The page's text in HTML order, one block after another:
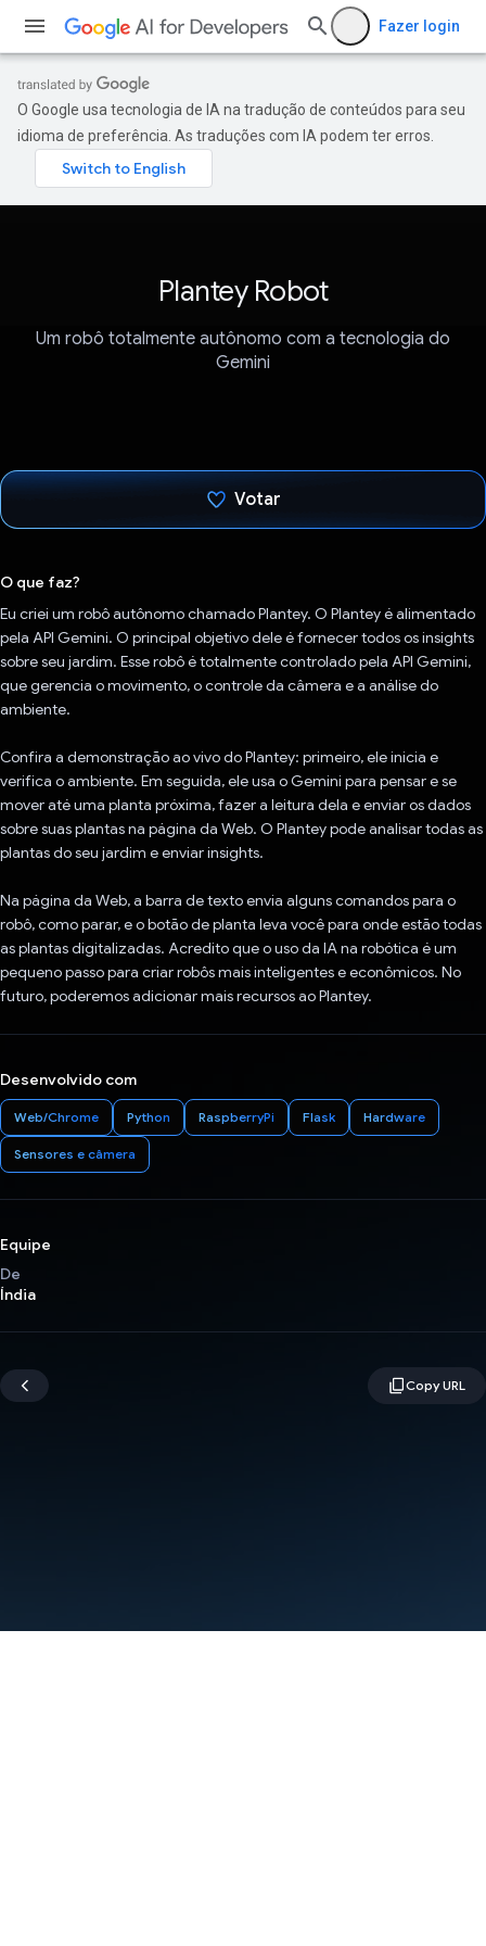
Fazer login
O Google usa tecnologia de IA na tradução de conteúdos para seu
idioma de preferência. As traduções com IA podem ter erros.
Plantey Robot
Um robô totalmente autônomo com a tecnologia do
Gemini
Votar
O que faz?
Eu criei um robô autônomo chamado Plantey. O Plantey é alimentado
pela API Gemini. O principal objetivo dele é fornecer todos os insights
sobre seu jardim. Esse robô é totalmente controlado pela API Gemini,
que gerencia o movimento, o controle da câmera e a análise do
ambiente.
Confira a demonstração ao vivo do Plantey: primeiro, ele inicia e
verifica o ambiente. Em seguida, ele usa o Gemini para pensar e se
mover até uma planta próxima, fazer a leitura dela e enviar os dados
sobre suas plantas na página da Web. O Plantey pode analisar todas as
plantas do seu jardim e enviar insights.
Na página da Web, a barra de texto envia alguns comandos para o
robô, como parar, e o botão de planta leva você para onde estão todas
as plantas digitalizadas. Acredito que o uso da IA na robótica é um
pequeno passo para criar robôs mais inteligentes e econômicos. No
futuro, poderemos adicionar mais recursos ao Plantey.
Desenvolvido com
Web/Chrome Python RaspberryPi Flask Hardware
Sensores e câmera
Equipe
De
Índia